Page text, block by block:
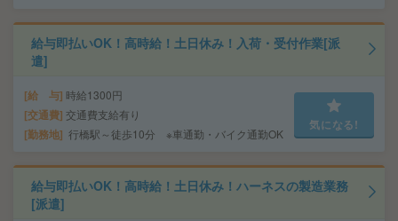
給与即払いOK！高時給！土日休み！入荷・受付作業[派
遣]
給 与 時給1300円
交通費 交通費支給有り
勤務地 行橋駅～徒歩10分 ※車通勤・バイク通勤OK
気になる!
給与即払いOK！高時給！土日休み！ハーネスの製造業務
[派遣]